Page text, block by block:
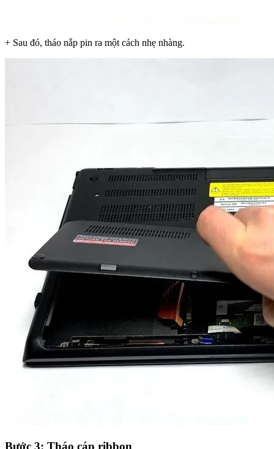
+ Sau đó, tháo nắp pin ra một cách nhẹ nhàng.
Bước 3: Tháo cáp ribbon